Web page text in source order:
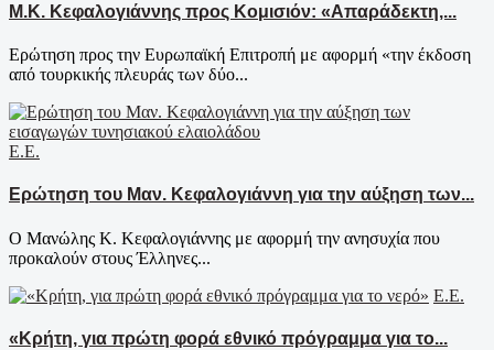
Μ.Κ. Κεφαλογιάννης προς Κομισιόν: «Απαράδεκτη,...
Ερώτηση προς την Ευρωπαϊκή Επιτροπή με αφορμή «την έκδοση
από τουρκικής πλευράς των δύο...
Ε.Ε.
Ερώτηση του Μαν. Κεφαλογιάννη για την αύξηση των...
Ο Μανώλης Κ. Κεφαλογιάννης με αφορμή την ανησυχία που
προκαλούν στους Έλληνες...
Ε.Ε.
«Κρήτη, για πρώτη φορά εθνικό πρόγραμμα για το...